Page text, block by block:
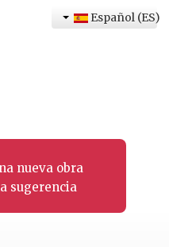
nueva obra
sugerencia
Español (ES)